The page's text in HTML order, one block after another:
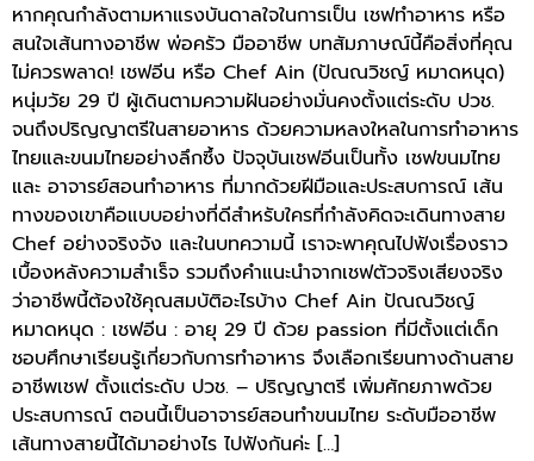
หากคุณกำลังตามหาแรงบันดาลใจในการเป็น เชฟทำอาหาร หรือ
สนใจเส้นทางอาชีพ พ่อครัว มืออาชีพ บทสัมภาษณ์นี้คือสิ่งที่คุณ
ไม่ควรพลาด! เชฟอีน หรือ Chef Ain (ปัณณวิชญ์ หมาดหนุด)
หนุ่มวัย 29 ปี ผู้เดินตามความฝันอย่างมั่นคงตั้งแต่ระดับ ปวช.
จนถึงปริญญาตรีในสายอาหาร ด้วยความหลงใหลในการทำอาหาร
ไทยและขนมไทยอย่างลึกซึ้ง ปัจจุบันเชฟอีนเป็นทั้ง เชฟขนมไทย
และ อาจารย์สอนทำอาหาร ที่มากด้วยฝีมือและประสบการณ์ เส้น
ทางของเขาคือแบบอย่างที่ดีสำหรับใครที่กำลังคิดจะเดินทางสาย
Chef อย่างจริงจัง และในบทความนี้ เราจะพาคุณไปฟังเรื่องราว
เบื้องหลังความสำเร็จ รวมถึงคำแนะนำจากเชฟตัวจริงเสียงจริง
ว่าอาชีพนี้ต้องใช้คุณสมบัติอะไรบ้าง Chef Ain ปัณณวิชญ์
หมาดหนุด : เชฟอีน : อายุ 29 ปี ด้วย passion ที่มีตั้งแต่เด็ก
ชอบศึกษาเรียนรู้เกี่ยวกับการทำอาหาร จึงเลือกเรียนทางด้านสาย
อาชีพเชฟ ตั้งแต่ระดับ ปวช. – ปริญญาตรี เพิ่มศักยภาพด้วย
ประสบการณ์ ตอนนี้เป็นอาจารย์สอนทำขนมไทย ระดับมืออาชีพ
เส้นทางสายนี้ได้มาอย่างไร ไปฟังกันค่ะ […]